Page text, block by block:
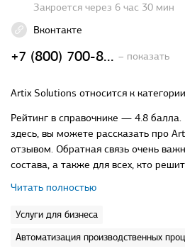
Закроется через 6 час 30 мин
Вконтакте
+7 (800) 700-8... – показать
Artix Solutions относится к
Рейтинг в справочнике — 4.8
здесь, вы можете рассказать про
отзывом. Обратная связь очень
состава, а также для всех, кто
Читать полностью
Услуги для бизнеса
Автоматизация производственных